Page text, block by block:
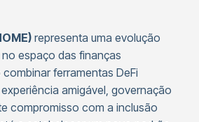
representa uma evolução
espaço das finanças
ferramentas DeFi
amigável, governação
compromisso com a inclusão